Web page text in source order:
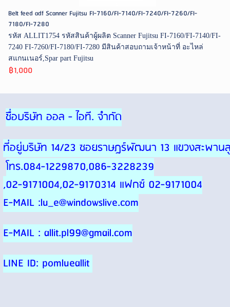
Belt feed adf Scanner Fujitsu FI-7160/FI-7140/FI-7240/FI-7260/FI-
7180/FI-7280
รหัส ALLIT1754 รหัสสินค้าผู้ผลิต Scanner Fujitsu FI-7160/FI-7140/FI-
7240 FI-7260/FI-7180/FI-7280 มีสินค้าสอบถามเจ้าหน้าที่ อะไหล่
สแกนเนอร์,Spar part Fujitsu
฿1,000
ชื่อบริษัท ออล - ไอที. จำกัด
ที่อยู่บริษัท 14/23 ซอยราษฎร์พัฒนา 13 แขวงสะพาน
โทร.084-1229870,086-3228239
,02-9171004,02-9170314 แฟกซ์ 02-9171004
E-MAIL :lu_e@windowslive.com
E-MAIL : allit.pl99@gmail.com
LINE ID: pomlueallit